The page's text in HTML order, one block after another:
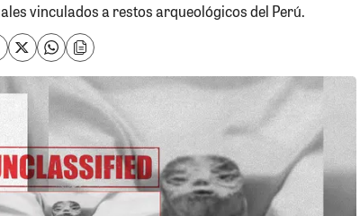
vinculados a restos arqueológicos del Perú.